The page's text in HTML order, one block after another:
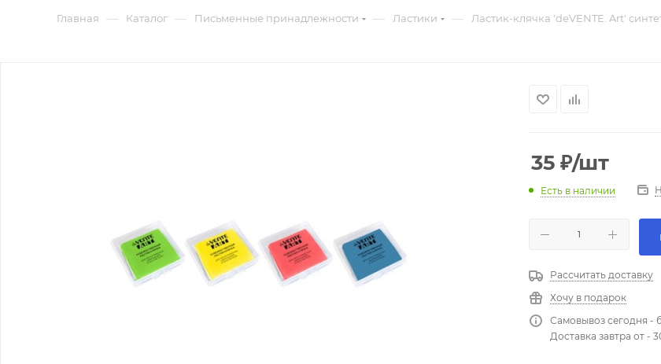
Главная — Каталог — Письменные принадлежности — Ластики — Ластик-клячка 'deVENTE. Art'
35 ₽/шт
Есть в наличии
Рассчитать доставку
Хочу в подарок
Самовывоз сегодня -
Доставка завтра от -